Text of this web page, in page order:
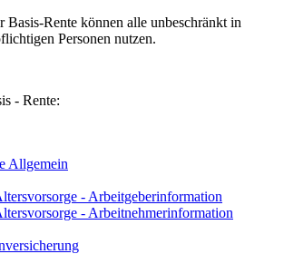
Basis-Rente können alle unbeschränkt in
Personen nutzen.
- Rente:
Allgemein
- Arbeitgeberinformation
- Arbeitnehmerinformation